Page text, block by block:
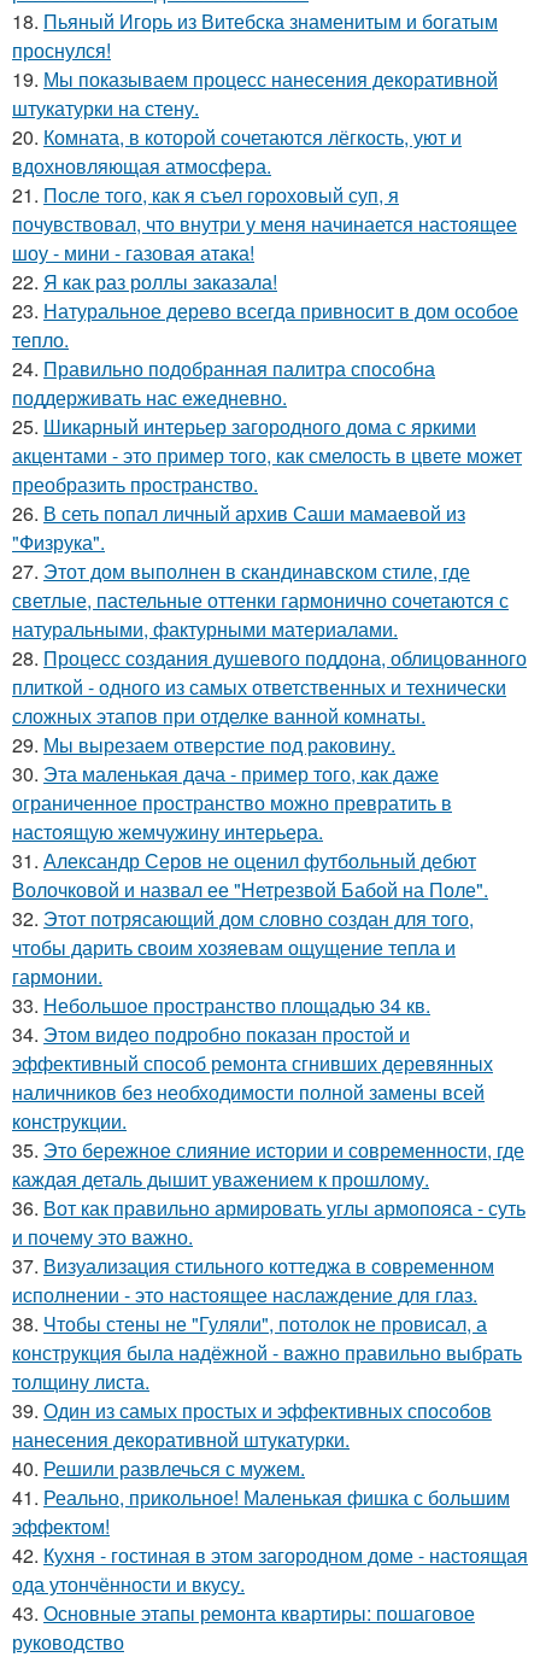
18. Пьяный Игорь из Витебска знаменитым и богатым
проснулся!
19. Мы показываем процесс нанесения декоративной
штукатурки на стену.
20. Комната, в которой сочетаются лёгкость, уют и
вдохновляющая атмосфера.
21. После того, как я съел гороховый суп, я
почувствовал, что внутри у меня начинается настоящее
шоу - мини - газовая атака!
22. Я как раз роллы заказала!
23. Натуральное дерево всегда привносит в дом особое
тепло.
24. Правильно подобранная палитра способна
поддерживать нас ежедневно.
25. Шикарный интерьер загородного дома с яркими
акцентами - это пример того, как смелость в цвете может
преобразить пространство.
26. В сеть попал личный архив Саши мамаевой из
"Физрука".
27. Этот дом выполнен в скандинавском стиле, где
светлые, пастельные оттенки гармонично сочетаются с
натуральными, фактурными материалами.
28. Процесс создания душевого поддона, облицованного
плиткой - одного из самых ответственных и технически
сложных этапов при отделке ванной комнаты.
29. Мы вырезаем отверстие под раковину.
30. Эта маленькая дача - пример того, как даже
ограниченное пространство можно превратить в
настоящую жемчужину интерьера.
31. Александр Серов не оценил футбольный дебют
Волочковой и назвал ее "Нетрезвой Бабой на Поле".
32. Этот потрясающий дом словно создан для того,
чтобы дарить своим хозяевам ощущение тепла и
гармонии.
33. Небольшое пространство площадью 34 кв.
34. Этом видео подробно показан простой и
эффективный способ ремонта сгнивших деревянных
наличников без необходимости полной замены всей
конструкции.
35. Это бережное слияние истории и современности, где
каждая деталь дышит уважением к прошлому.
36. Вот как правильно армировать углы армопояса - суть
и почему это важно.
37. Визуализация стильного коттеджа в современном
исполнении - это настоящее наслаждение для глаз.
38. Чтобы стены не "Гуляли", потолок не провисал, а
конструкция была надёжной - важно правильно выбрать
толщину листа.
39. Один из самых простых и эффективных способов
нанесения декоративной штукатурки.
40. Решили развлечься с мужем.
41. Реально, прикольное! Маленькая фишка с большим
эффектом!
42. Кухня - гостиная в этом загородном доме - настоящая
ода утончённости и вкусу.
43. Основные этапы ремонта квартиры: пошаговое
руководство